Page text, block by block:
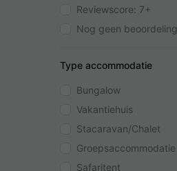
Reviewscore: 7+
Nog geen beoordeling
Type accommodatie
Bungalow
Vakantiehuis
Stacaravan/Chalet
Groepsaccommodatie
Safaritent